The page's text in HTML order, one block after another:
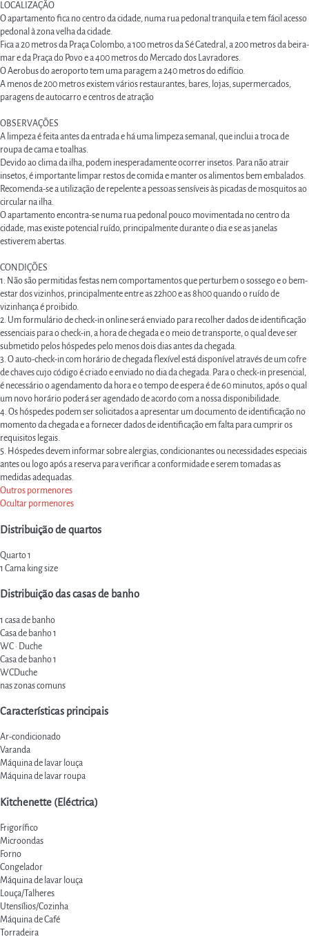
LOCALIZAÇÃO
O apartamento fica no centro da cidade, numa rua pedonal tranquila e tem fácil acesso
pedonal à zona velha da cidade.
Fica a 20 metros da Praça Colombo, a 100 metros da Sé Catedral, a 200 metros da beira-
mar e da Praça do Povo e a 400 metros do Mercado dos Lavradores.
O Aerobus do aeroporto tem uma paragem a 240 metros do edifício.
A menos de 200 metros existem vários restaurantes, bares, lojas, supermercados,
paragens de autocarro e centros de atração
OBSERVAÇÕES
A limpeza é feita antes da entrada e há uma limpeza semanal, que inclui a troca de
roupa de cama e toalhas.
Devido ao clima da ilha, podem inesperadamente ocorrer insetos. Para não atrair
insetos, é importante limpar restos de comida e manter os alimentos bem embalados.
Recomenda-se a utilização de repelente a pessoas sensíveis às picadas de mosquitos ao
circular na ilha.
O apartamento encontra-se numa rua pedonal pouco movimentada no centro da
cidade, mas existe potencial ruído, principalmente durante o dia e se as janelas
estiverem abertas.
CONDIÇÕES
1. Não são permitidas festas nem comportamentos que perturbem o sossego e o bem-
estar dos vizinhos, principalmente entre as 22h00 e as 8h00 quando o ruído de
vizinhança é proibido.
2. Um formulário de check-in online será enviado para recolher dados de identificação
essenciais para o check-in, a hora de chegada e o meio de transporte, o qual deve ser
submetido pelos hóspedes pelo menos dois dias antes da chegada.
3. O auto-check-in com horário de chegada flexível está disponível através de um cofre
de chaves cujo código é criado e enviado no dia da chegada. Para o check-in presencial,
é necessário o agendamento da hora e o tempo de espera é de 60 minutos, após o qual
um novo horário poderá ser agendado de acordo com a nossa disponibilidade.
4. Os hóspedes podem ser solicitados a apresentar um documento de identificação no
momento da chegada e a fornecer dados de identificação em falta para cumprir os
requisitos legais.
5. Hóspedes devem informar sobre alergias, condicionantes ou necessidades especiais
antes ou logo após a reserva para verificar a conformidade e serem tomadas as
medidas adequadas.
Outros pormenores
Ocultar pormenores
Distribuição de quartos
Quarto 1
1 Cama king size
Distribuição das casas de banho
1 casa de banho
Casa de banho 1
WC · Duche
Casa de banho 1
WCDuche
nas zonas comuns
Características principais
Ar-condicionado
Varanda
Máquina de lavar louça
Máquina de lavar roupa
Kitchenette (Eléctrica)
Frigorífico
Microondas
Forno
Congelador
Máquina de lavar louça
Louça/Talheres
Utensílios/Cozinha
Máquina de Café
Torradeira